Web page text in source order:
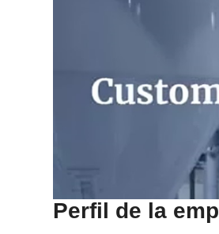
Perfil de la